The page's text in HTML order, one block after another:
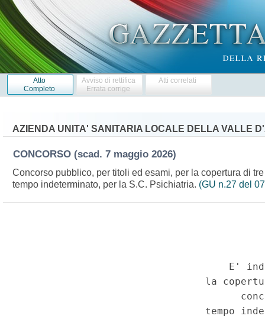
Atto
Completo
Avviso di rettifica
Errata corrige
Atti correlati
AZIENDA UNITA' SANITARIA LOCALE DELLA VALLE
CONCORSO (scad. 7 maggio 2026)
Concorso pubblico, per titoli ed esami, per la copertura di
tempo indeterminato, per la S.C. Psichiatria. (GU n.27 del